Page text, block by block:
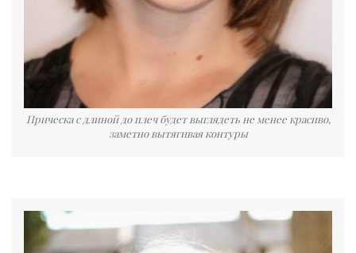
Прическа с длиной до плеч будет выглядеть не менее красиво,
заметно вытягивая контуры